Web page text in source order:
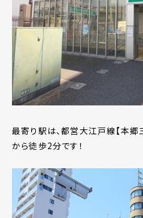
最寄り駅は、都営大江戸線【本郷
から徒歩2分です！